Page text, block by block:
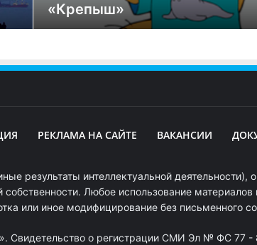
«Крепыш»
РЕКЛАМА НА САЙТЕ ВАКАНСИИ
результаты интеллектуальной деятельности),
собственности. Любое использование
или иное модифицирование без письменного
Свидетельство о регистрации СМИ Эл № ФС 77